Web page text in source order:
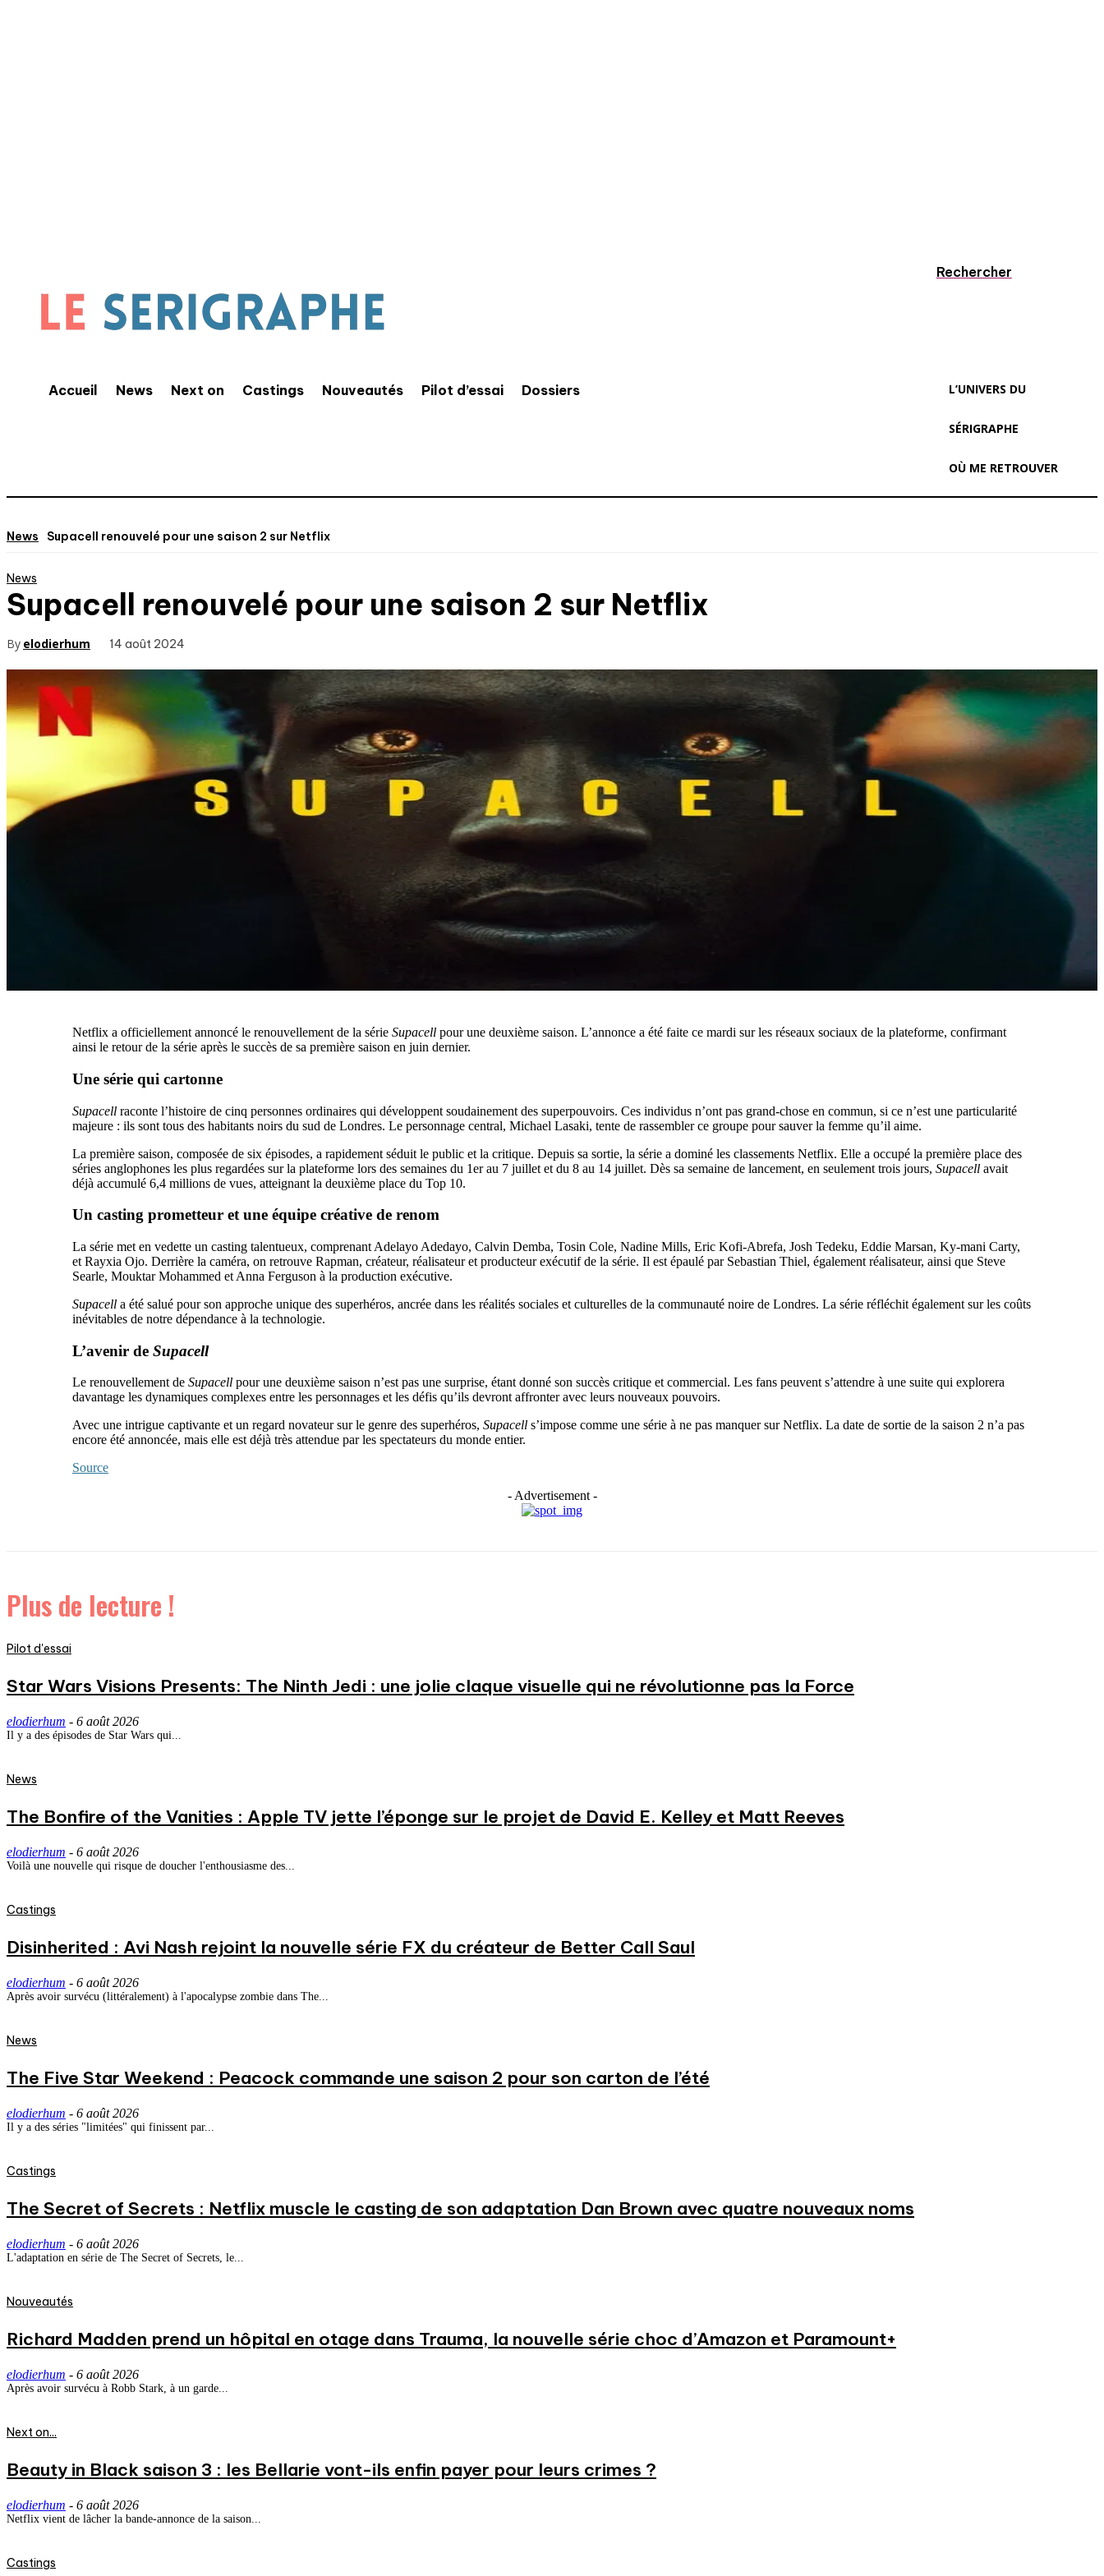
Accueil News Next on Castings Nouveautés Pilot d’essai Dossiers
Rechercher
L’UNIVERS DU
SÉRIGRAPHE
OÙ ME RETROUVER
News Supacell renouvelé pour une saison 2 sur Netflix
News
Supacell renouvelé pour une saison 2 sur Netflix
By elodierhum 14 août 2024
Netflix a officiellement annoncé le renouvellement de la série Supacell pour une deuxième saison. L’annonce a été faite ce mardi sur les réseaux sociaux de la plateforme, confirmant
ainsi le retour de la série après le succès de sa première saison en juin dernier.
Une série qui cartonne
Supacell raconte l’histoire de cinq personnes ordinaires qui développent soudainement des superpouvoirs. Ces individus n’ont pas grand-chose en commun, si ce n’est une particularité
majeure : ils sont tous des habitants noirs du sud de Londres. Le personnage central, Michael Lasaki, tente de rassembler ce groupe pour sauver la femme qu’il aime.
La première saison, composée de six épisodes, a rapidement séduit le public et la critique. Depuis sa sortie, la série a dominé les classements Netflix. Elle a occupé la première place des
séries anglophones les plus regardées sur la plateforme lors des semaines du 1er au 7 juillet et du 8 au 14 juillet. Dès sa semaine de lancement, en seulement trois jours, Supacell avait
déjà accumulé 6,4 millions de vues, atteignant la deuxième place du Top 10.
Un casting prometteur et une équipe créative de renom
La série met en vedette un casting talentueux, comprenant Adelayo Adedayo, Calvin Demba, Tosin Cole, Nadine Mills, Eric Kofi-Abrefa, Josh Tedeku, Eddie Marsan, Ky-mani Carty,
et Rayxia Ojo. Derrière la caméra, on retrouve Rapman, créateur, réalisateur et producteur exécutif de la série. Il est épaulé par Sebastian Thiel, également réalisateur, ainsi que Steve
Searle, Mouktar Mohammed et Anna Ferguson à la production exécutive.
Supacell a été salué pour son approche unique des superhéros, ancrée dans les réalités sociales et culturelles de la communauté noire de Londres. La série réfléchit également sur les coûts
inévitables de notre dépendance à la technologie.
L’avenir de Supacell
Le renouvellement de Supacell pour une deuxième saison n’est pas une surprise, étant donné son succès critique et commercial. Les fans peuvent s’attendre à une suite qui explorera
davantage les dynamiques complexes entre les personnages et les défis qu’ils devront affronter avec leurs nouveaux pouvoirs.
Avec une intrigue captivante et un regard novateur sur le genre des superhéros, Supacell s’impose comme une série à ne pas manquer sur Netflix. La date de sortie de la saison 2 n’a pas
encore été annoncée, mais elle est déjà très attendue par les spectateurs du monde entier.
Source
- Advertisement -
Plus de lecture !
Pilot d'essai
Star Wars Visions Presents: The Ninth Jedi : une jolie claque visuelle qui ne révolutionne pas la Force
elodierhum - 6 août 2026
Il y a des épisodes de Star Wars qui...
News
The Bonfire of the Vanities : Apple TV jette l’éponge sur le projet de David E. Kelley et Matt Reeves
elodierhum - 6 août 2026
Voilà une nouvelle qui risque de doucher l'enthousiasme des...
Castings
Disinherited : Avi Nash rejoint la nouvelle série FX du créateur de Better Call Saul
elodierhum - 6 août 2026
Après avoir survécu (littéralement) à l'apocalypse zombie dans The...
News
The Five Star Weekend : Peacock commande une saison 2 pour son carton de l’été
elodierhum - 6 août 2026
Il y a des séries "limitées" qui finissent par...
Castings
The Secret of Secrets : Netflix muscle le casting de son adaptation Dan Brown avec quatre nouveaux noms
elodierhum - 6 août 2026
L'adaptation en série de The Secret of Secrets, le...
Nouveautés
Richard Madden prend un hôpital en otage dans Trauma, la nouvelle série choc d’Amazon et Paramount+
elodierhum - 6 août 2026
Après avoir survécu à Robb Stark, à un garde...
Next on...
Beauty in Black saison 3 : les Bellarie vont-ils enfin payer pour leurs crimes ?
elodierhum - 6 août 2026
Netflix vient de lâcher la bande-annonce de la saison...
Castings